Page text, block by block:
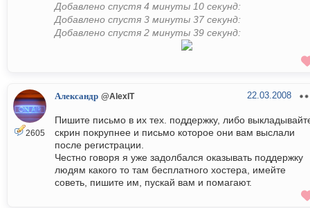
Добавлено спустя 4 минуты 10 секунд:
Добавлено спустя 3 минуты 37 секунд:
Добавлено спустя 2 минуты 39 секунд:
2605
Александр @AlexIT 22.03.2008
Пишите письмо в их тех. поддержку, либо
скрин покрупнее и письмо которое они вам выслали
после регистрации.
Честно говоря я уже задолбался оказывать поддержку
людям какого то там бесплатного хостера, имейте
советь, пишите им, пускай вам и помагают.